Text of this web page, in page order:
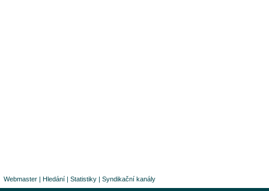
Webmaster | Hledání | Statistiky | Syndikační kanály